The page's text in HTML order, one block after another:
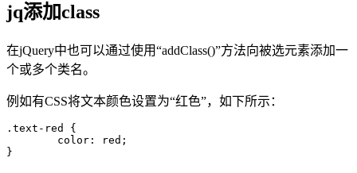
jq添加class
在jQuery中也可以通过使用“addClass()”方法向被选元素添加一
个或多个类名。
例如有CSS将文本颜色设置为“红色”，如下所示：
.text-red {
}